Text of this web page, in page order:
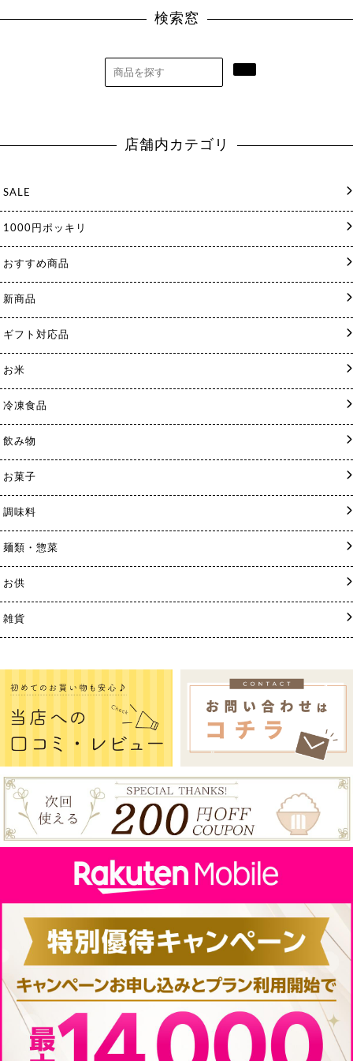
検索窓
店舗内カテゴリ
SALE
1000円ポッキリ
おすすめ商品
新商品
ギフト対応品
お米
冷凍食品
飲み物
お菓子
調味料
麺類・惣菜
お供
雑貨